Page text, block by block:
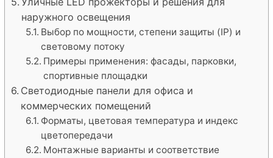
наружного освещения
Выбор по мощности, степени защиты (IP) и
световому потоку
Примеры применения: фасады, парковки,
спортивные площадки
Светодиодные панели для офиса и
коммерческих помещений
Форматы, цветовая температура и индекс
цветопередачи
Монтажные варианты и соответствие